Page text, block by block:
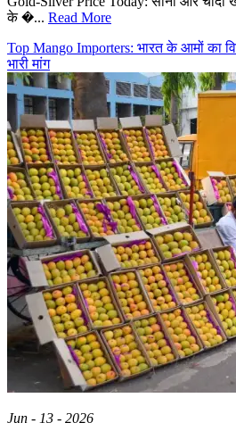
के �... Read More
Top Mango Importers: भारत के आमों का
भारी मांग
Jun - 13 - 2026